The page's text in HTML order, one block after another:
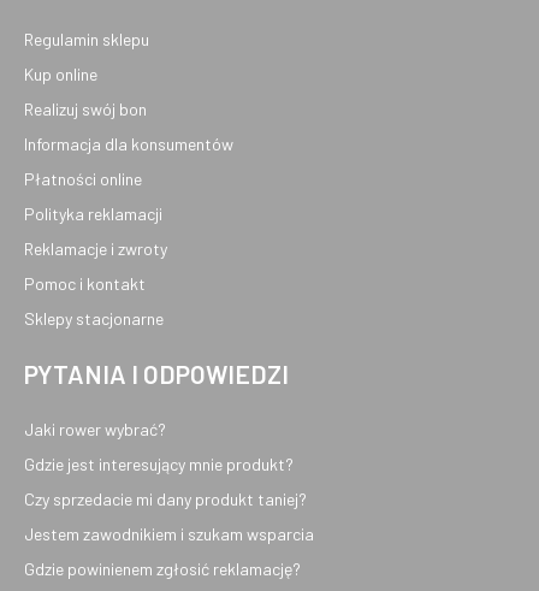
Regulamin sklepu
Kup online
Realizuj swój bon
Informacja dla konsumentów
Płatności online
Polityka reklamacji
Reklamacje i zwroty
Pomoc i kontakt
Sklepy stacjonarne
PYTANIA I ODPOWIEDZI
Jaki rower wybrać?
Gdzie jest interesujący mnie produkt?
Czy sprzedacie mi dany produkt taniej?
Jestem zawodnikiem i szukam wsparcia
Gdzie powinienem zgłosić reklamację?